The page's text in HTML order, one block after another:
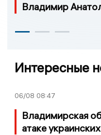
Владимир
Интересные
06/08 08:47
Владимирская
атаке